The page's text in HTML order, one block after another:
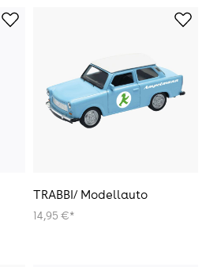
TRABBI/ Modellauto
14,95 €*